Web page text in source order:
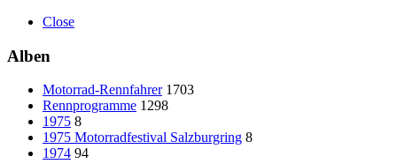
Close
Alben
Motorrad-Rennfahrer 1703
Rennprogramme 1298
1975 8
1975 Motorradfestival Salzburgring 8
1974 94